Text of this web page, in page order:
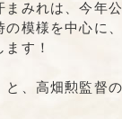
まみれは、今年
の模様を中心に
す！
と、高畑勲監督